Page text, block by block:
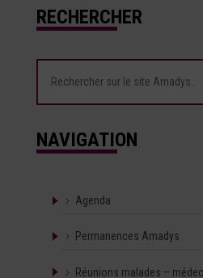
RECHERCHER
NAVIGATION
Agenda
Permanences Amadys
Réunions malades –